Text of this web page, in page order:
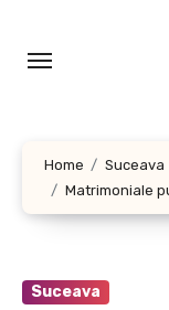
content
Home
Suceava
Matrimoniale
Suceava